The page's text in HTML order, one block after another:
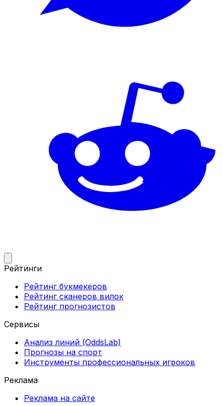
Рейтинги
Рейтинг букмекеров
Рейтинг сканеров вилок
Рейтинг прогнозистов
Сервисы
Анализ линий (OddsLab)
Прогнозы на спорт
Инструменты профессиональных игроков
Реклама
Реклама на сайте